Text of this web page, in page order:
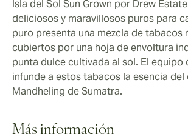
Isla del Sol Sun Grown por Drew
deliciosos y maravillosos puros para
puro presenta una mezcla de tabacos
cubiertos por una hoja de envoltura
punta dulce cultivada al sol. El equipo
infunde a estos tabacos la esencia del
Mandheling de Sumatra.
Más información